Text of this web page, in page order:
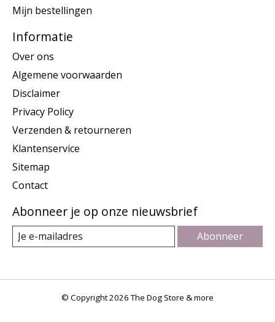
Mijn bestellingen
Informatie
Over ons
Algemene voorwaarden
Disclaimer
Privacy Policy
Verzenden & retourneren
Klantenservice
Sitemap
Contact
Abonneer je op onze nieuwsbrief
Abonneer
© Copyright 2026 The Dog Store & more